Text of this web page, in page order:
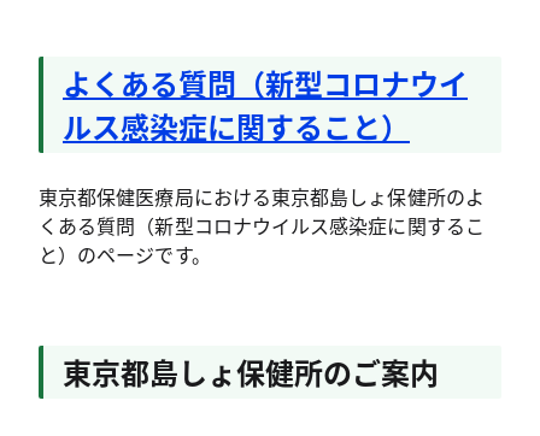
よくある質問（新型コロナウイ
ルス感染症に関すること）
東京都保健医療局における東京都島しょ保健所のよ
くある質問（新型コロナウイルス感染症に関するこ
と）のページです。
東京都島しょ保健所のご案内